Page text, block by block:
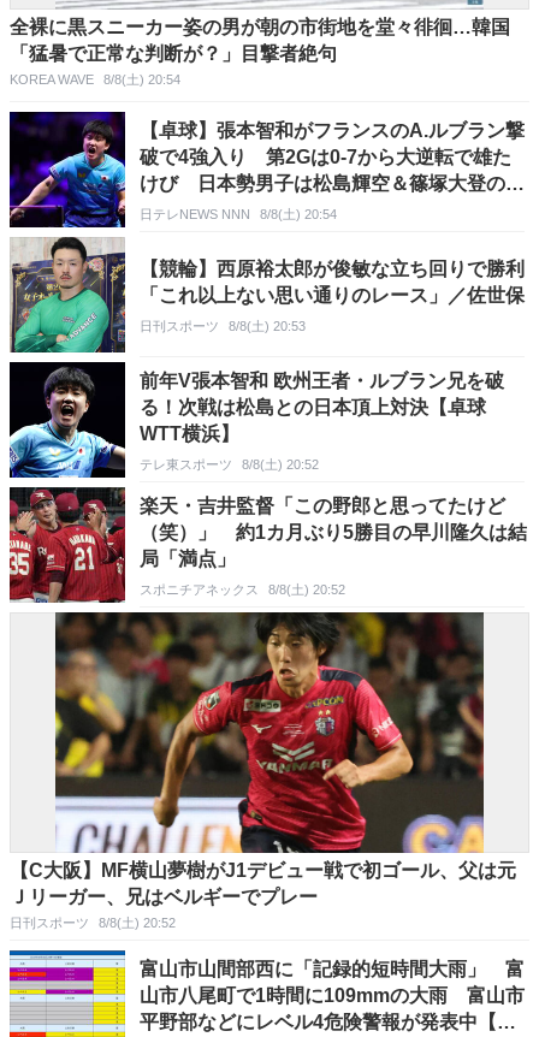
全裸に黒スニーカー姿の男が朝の市街地を堂々徘徊…韓国
「猛暑で正常な判断が？」目撃者絶句
KOREA WAVE 8/8(土) 20:54
【卓球】張本智和がフランスのA.ルブラン撃
破で4強入り 第2Gは0-7から大逆転で雄た
けび 日本勢男子は松島輝空＆篠塚大登の3
選手が準決勝へ
日テレNEWS NNN 8/8(土) 20:54
【競輪】西原裕太郎が俊敏な立ち回りで勝利
「これ以上ない思い通りのレース」／佐世保
日刊スポーツ 8/8(土) 20:53
前年V張本智和 欧州王者・ルブラン兄を破
る！次戦は松島との日本頂上対決【卓球
WTT横浜】
テレ東スポーツ 8/8(土) 20:52
楽天・吉井監督「この野郎と思ってたけど
（笑）」 約1カ月ぶり5勝目の早川隆久は結
局「満点」
スポニチアネックス 8/8(土) 20:52
【C大阪】MF横山夢樹がJ1デビュー戦で初ゴール、父は元
Ｊリーガー、兄はベルギーでプレー
日刊スポーツ 8/8(土) 20:52
富山市山間部西に「記録的短時間大雨」 富
山市八尾町で1時間に109mmの大雨 富山市
平野部などにレベル4危険警報が発表中【雨